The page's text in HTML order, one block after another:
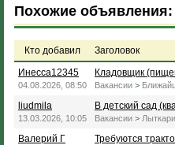
Похожие объявления:
Кто добавил
Заголовок
Инесса12345
04.08.2026, 08:50
Кладовщик
Вакансии >
liudmila
13.03.2026, 10:05
В детский сад
Вакансии >
Валерий Г Требуются